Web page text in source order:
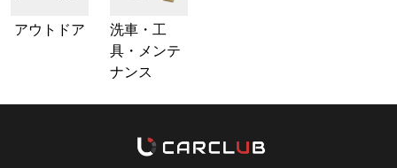
アウトドア
洗車・工
具・メンテ
ナンス